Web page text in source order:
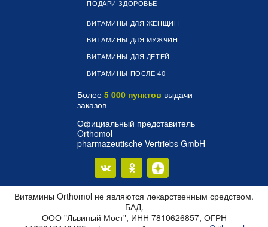
ПОДАРИ ЗДОРОВЬЕ
ВИТАМИНЫ ДЛЯ ЖЕНЩИН
ВИТАМИНЫ ДЛЯ МУЖЧИН
ВИТАМИНЫ ДЛЯ ДЕТЕЙ
ВИТАМИНЫ ПОСЛЕ 40
Более 5 000 пунктов выдачи
заказов
Официальный представитель
Orthomol
pharmazeutische Vertriebs GmbH
Витамины Orthomol не являются лекарственным средством.
БАД.
ООО "Львиный Мост", ИНН 7810626857, ОГРН